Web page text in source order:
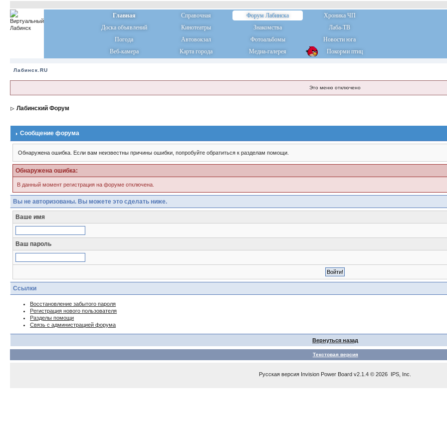
Главная Справочная Форум Лабинска
Хроника ЧП
Доска объявлений
Кинотеатры Знакомства
Лаба-ТВ
Погода
Автовокзал Фотоальбомы
Новости юга
Веб-камера
Карта города Медиа-галерея Покорми птиц
Лабинск.RU
Это меню отключено
Лабинский Форум
Сообщение форума
Обнаружена ошибка. Если вам неизвестны причины ошибки, попробуйте обратиться к разделам помощи.
Обнаружена ошибка:
В данный момент регистрация на форуме отключена.
Вы не авторизованы. Вы можете это сделать ниже.
Ваше имя
Ваш пароль
Ссылки
Восстановление забытого пароля
Регистрация нового пользователя
Разделы помощи
Связь с администрацией форума
Вернуться назад
Текстовая версия
Русская версия Invision Power Board v2.1.4 © 2026 IPS, Inc.